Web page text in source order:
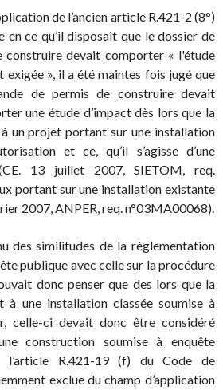
de l’ancien article R.421-2 (8°)
en ce qu’il disposait que le dossier de
construire devait comporter « l'étude
», il a été maintes fois jugé que
de permis de construire devait
une étude d’impact dès lors que la
un projet portant sur une installation
et ce, qu’il s’agisse d’une
13 juillet 2007, SIETOM, req.
portant sur une installation existante
2007, ANPER, req. n°03MA00068).
des similitudes de la règlementation
publique avec celle sur la procédure
donc penser que des lors que la
à une installation classée soumise à
celle-ci devait donc être considéré
construction soumise à enquête
l’article R.421-19 (f) du Code de
exclue du champ d’application